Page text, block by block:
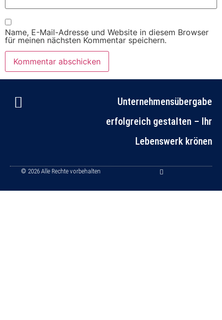
Name, E-Mail-Adresse und Website in diesem Browser
für meinen nächsten Kommentar speichern.
Unternehmensübergabe
erfolgreich gestalten – Ihr
Lebenswerk krönen
© 2026 Alle Rechte vorbehalten